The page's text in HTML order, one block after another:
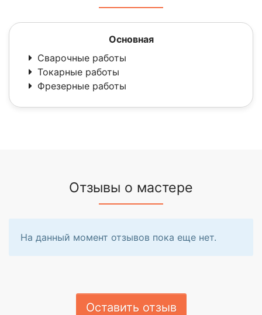
Основная
Сварочные работы
Токарные работы
Фрезерные работы
Отзывы о мастере
На данный момент отзывов пока еще нет.
Оставить отзыв